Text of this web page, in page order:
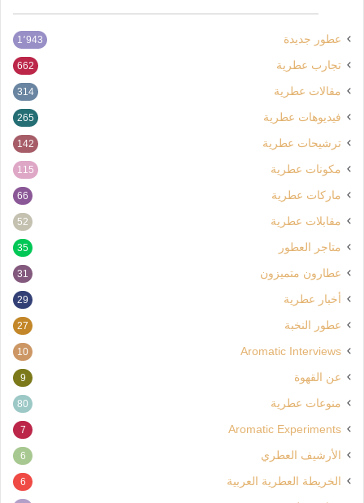
عطور جديدة 1٬943
تجارب عطرية 662
مقالات عطرية 314
فيديوهات عطرية 265
ترشيحات عطرية 142
مكونات عطرية 115
ماركات عطرية 66
مقابلات عطرية 52
متاجر العطور 35
عطارون متميزون 31
أخبار عطرية 29
عطور النخبة 27
Aromatic Interviews
10
عن القهوة 9
منوعات عطرية 80
Aromatic Experiments
7
الأرشيف العطري 6
الخريطة العطرية العربية 6